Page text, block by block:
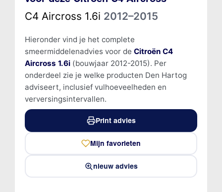
C4 Aircross 1.6i 2012–2015
Hieronder vind je het complete
smeermiddelenadvies voor de Citroën C4
Aircross 1.6i(bouwjaar 2012-2015). Per
onderdeel zie je welke producten Den Hartog
adviseert, inclusief vulhoeveelheden en
verversingsintervallen.
Print advies
Mijn favorieten
nieuw advies